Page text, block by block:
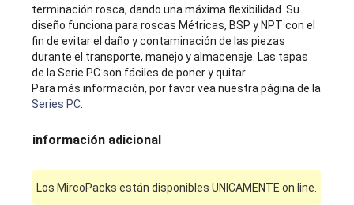
terminación rosca, dando una máxima flexibilidad. Su
diseño funciona para roscas Métricas, BSP y NPT con el
fin de evitar el daño y contaminación de las piezas
durante el transporte, manejo y almacenaje. Las tapas
de la Serie PC son fáciles de poner y quitar.
Para más información, por favor vea nuestra página de la
Series PC
información adicional
Los MircoPacks están disponibles UNICAMENTE on line.